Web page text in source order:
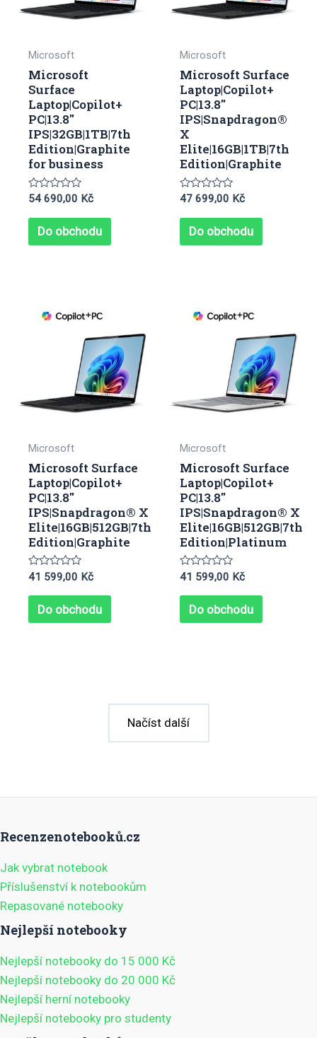
Microsoft
Microsoft
Surface
Laptop|Copilot+
PC|13.8″
IPS|32GB|1TB|7th
Edition|Graphite
for business
Hodnocení
z
54 690,00 Kč
Do obchodu
Microsoft
Microsoft Surface
Laptop|Copilot+
PC|13.8″
IPS|Snapdragon®
X
Elite|16GB|1TB|7th
Edition|Graphite
Hodnocení
z
47 699,00 Kč
Do obchodu
Microsoft
Microsoft Surface
Laptop|Copilot+
PC|13.8″
IPS|Snapdragon® X
Elite|16GB|512GB|7th
Edition|Graphite
Hodnocení
z
41 599,00 Kč
Do obchodu
Microsoft
Microsoft Surface
Laptop|Copilot+
PC|13.8″
IPS|Snapdragon® X
Elite|16GB|512GB|7th
Edition|Platinum
Hodnocení
z
41 599,00 Kč
Do obchodu
Načíst další
Recenzenotebooků.cz
Jak vybrat notebook
Příslušenství k notebookům
Repasované notebooky
Nejlepší notebooky
Nejlepší notebooky do 15 000 Kč
Nejlepší notebooky do 20 000 Kč
Nejlepší herní notebooky
Nejlepší notebooky pro studenty